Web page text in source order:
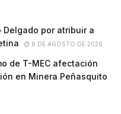
por atribuir a
6 DE AGOSTO DE 2026
de T-MEC afectación
en Minera Peñasquito